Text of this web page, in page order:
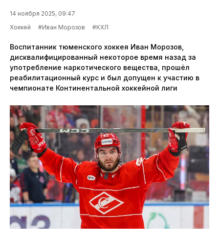
14 ноября 2025, 09:47
Хоккей
#Иван Морозов #КХЛ
Воспитанник тюменского хоккея Иван Морозов,
дисквалифицированный некоторое время назад за
употребление наркотического вещества, прошёл
реабилитационный курс и был допущен к участию в
чемпионате Континентальной хоккейной лиги